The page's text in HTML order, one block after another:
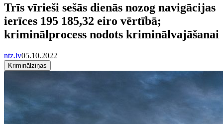
Trīs vīrieši sešās dienās nozog navigācijas
ierīces 195 185,32 eiro vērtībā;
kriminālprocess nodots kriminālvajāšanai
ntz.lv05.10.2022
Kriminālziņas